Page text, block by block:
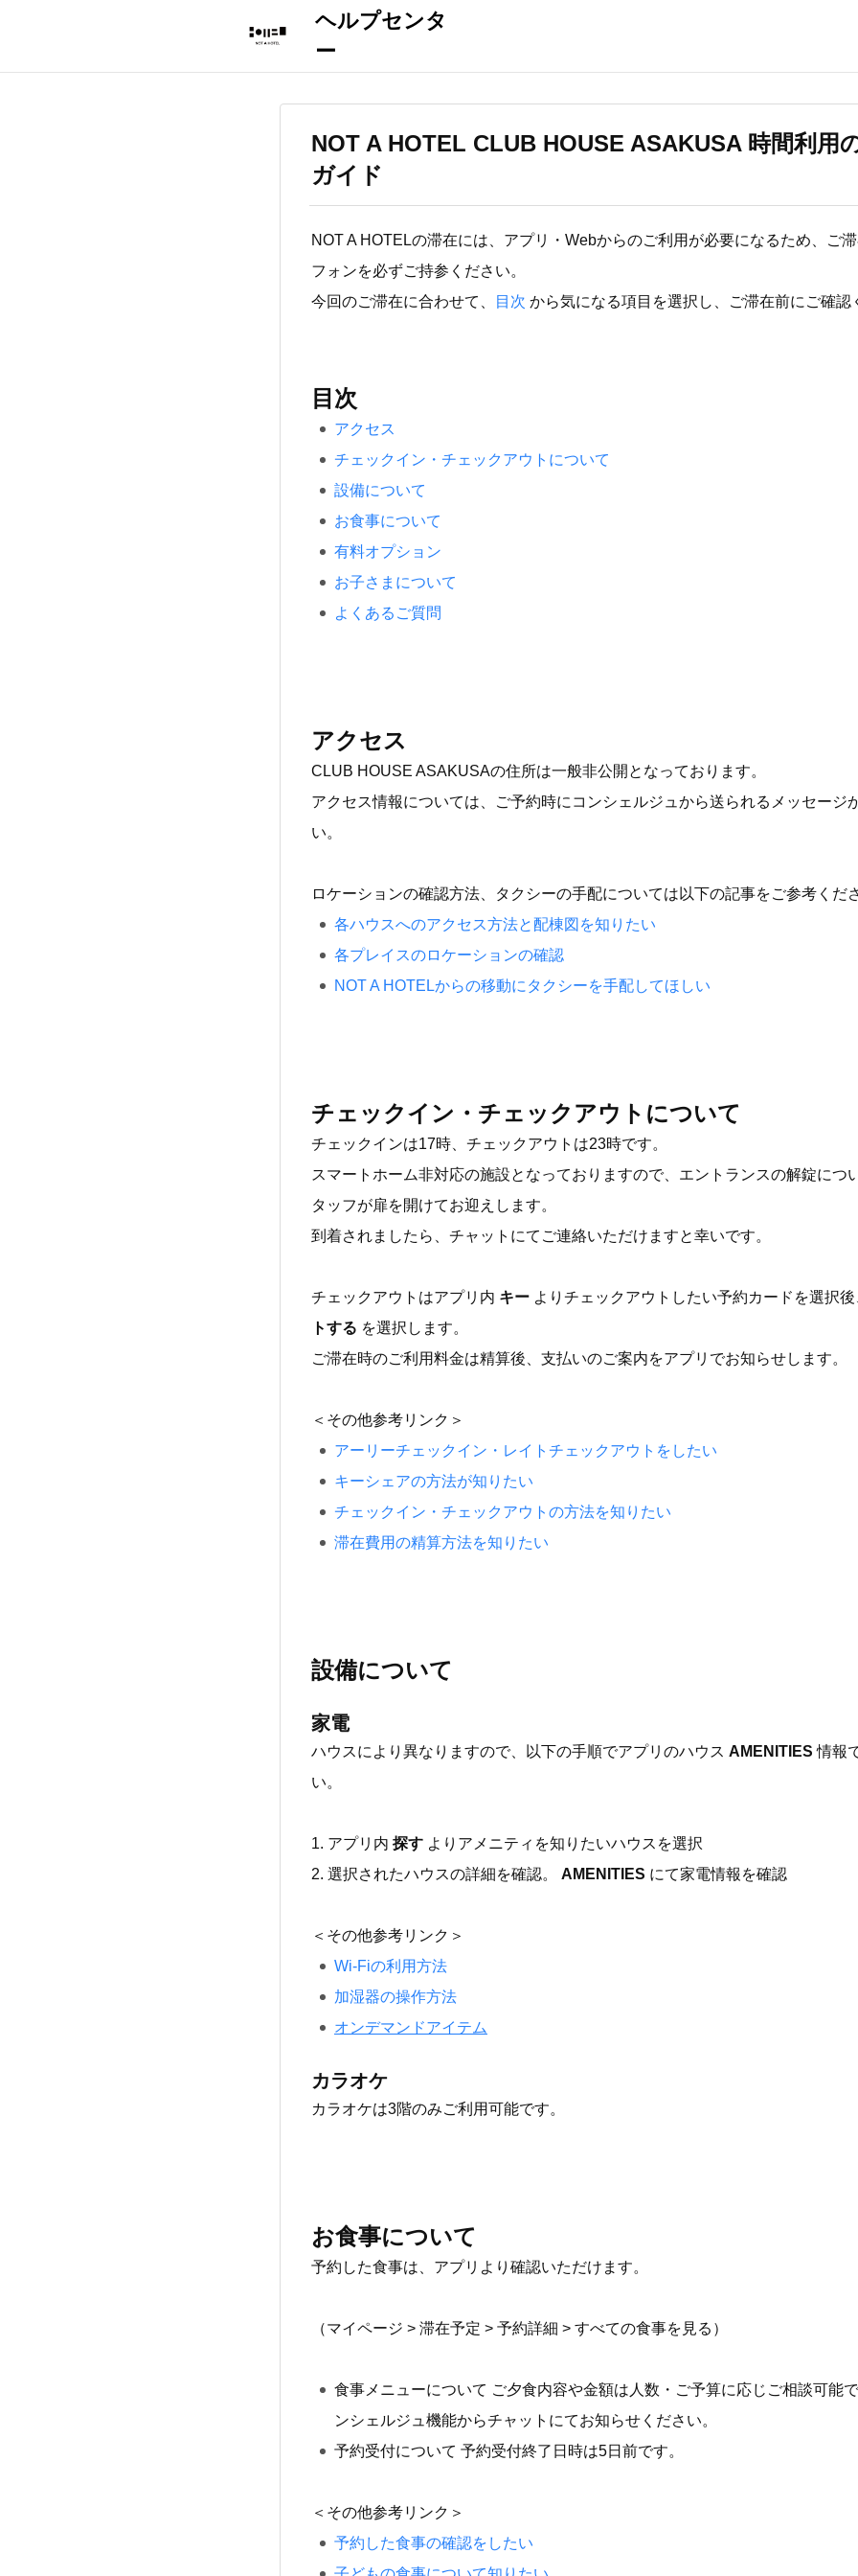
NOT A HOTEL CLUB HOUSE ASAKUSA 時間利用
ガイド
NOT A HOTELの滞在には、アプリ・Webからのご利用が必要になるため、ご
フォンを必ずご持参ください。
今回のご滞在に合わせて、
目次 から気になる項目を選択し、ご滞在前にご確認
目次
アクセス
チェックイン・チェックアウトについて
設備について
お食事について
有料オプション
お子さまについて
よくあるご質問
アクセス
CLUB HOUSE ASAKUSAの住所は一般非公開となっております。
アクセス情報については、ご予約時にコンシェルジュから送られるメッセージ
い。
ロケーションの確認方法、タクシーの手配については以下の記事をご参考くだ
各ハウスへのアクセス方法と配棟図を知りたい
各プレイスのロケーションの確認
NOT A HOTELからの移動にタクシーを手配してほしい
チェックイン・チェックアウトについて
チェックインは17時、チェックアウトは23時です。
スマートホーム非対応の施設となっておりますので、エントランスの解錠につ
タッフが扉を開けてお迎えします。
到着されましたら、チャットにてご連絡いただけますと幸いです。
チェックアウトはアプリ内 キー よりチェックアウトしたい予約カードを選択後
トする を選択します。
ご滞在時のご利用料金は精算後、支払いのご案内をアプリでお知らせします。
＜その他参考リンク＞
アーリーチェックイン・レイトチェックアウトをしたい
キーシェアの方法が知りたい
チェックイン・チェックアウトの方法を知りたい
滞在費用の精算方法を知りたい
設備について
家電
ハウスにより異なりますので、以下の手順でアプリのハウス AMENITIES 情報
い。
1. アプリ内 探す よりアメニティを知りたいハウスを選択
2. 選択されたハウスの詳細を確認。 AMENITIES にて家電情報を確認
＜その他参考リンク＞
Wi-Fiの利用方法
加湿器の操作方法
オンデマンドアイテム
カラオケ
カラオケは3階のみご利用可能です。
お食事について
予約した食事は、アプリより確認いただけます。
（マイページ > 滞在予定 > 予約詳細 > すべての食事を見る）
食事メニューについて ご夕食内容や金額は人数・ご予算に応じご相談可能
ンシェルジュ機能からチャットにてお知らせください。
予約受付について 予約受付終了日時は5日前です。
＜その他参考リンク＞
予約した食事の確認をしたい